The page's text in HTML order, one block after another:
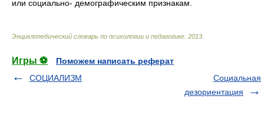
или социально- демографическим признакам.
Энциклопедический словарь по психологии и педагогике 2013
Игры ⚽
Поможем написать реферат
СОЦИАЛИЗМ
Социальная
дезориентация